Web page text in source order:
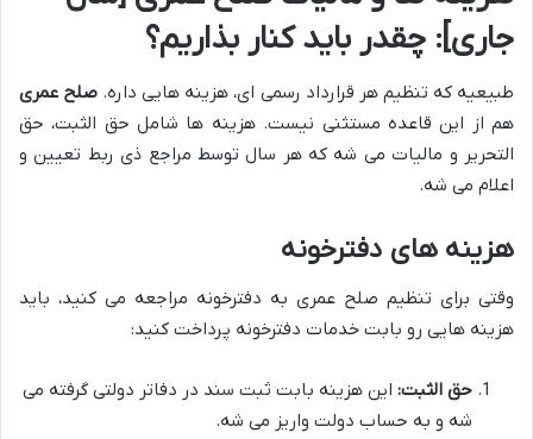
جاری]: چقدر باید کنار بذاریم؟
طبیعیه که تنظیم هر قرارداد رسمی ای، هزینه هایی داره. صلح عمری
هم از این قاعده مستثنی نیست. هزینه ها شامل حق الثبت، حق
التحریر و مالیات می شه که هر سال توسط مراجع ذی ربط تعیین و
اعلام می شه.
هزینه های دفترخونه
وقتی برای تنظیم صلح عمری به دفترخونه مراجعه می کنید، باید
هزینه هایی رو بابت خدمات دفترخونه پرداخت کنید:
حق الثبت: این هزینه بابت ثبت سند در دفاتر دولتی گرفته می
شه و به حساب دولت واریز می شه.